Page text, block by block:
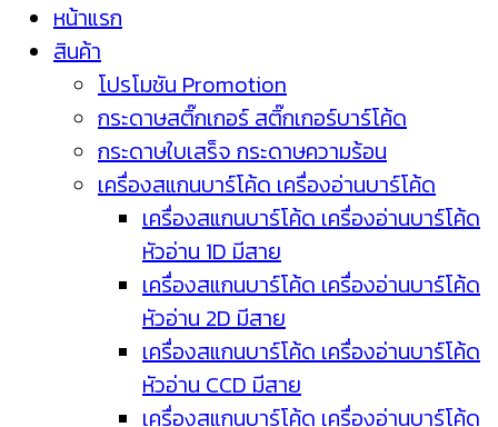
หน้าแรก
สินค้า
โปรโมชัน Promotion
กระดาษสติ๊กเกอร์ สติ๊กเกอร์บาร์โค้ด
กระดาษใบเสร็จ กระดาษความร้อน
เครื่องสแกนบาร์โค้ด เครื่องอ่านบาร์โค้ด
เครื่องสแกนบาร์โค้ด เครื่องอ่านบาร์โค้ด
หัวอ่าน 1D มีสาย
เครื่องสแกนบาร์โค้ด เครื่องอ่านบาร์โค้ด
หัวอ่าน 2D มีสาย
เครื่องสแกนบาร์โค้ด เครื่องอ่านบาร์โค้ด
หัวอ่าน CCD มีสาย
เครื่องสแกนบาร์โค้ด เครื่องอ่านบาร์โค้ด